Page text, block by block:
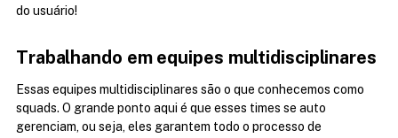
do usuário!
Trabalhando em equipes multidisciplinares
Essas equipes multidisciplinares são o que conhecemos como
squads. O grande ponto aqui é que esses times se auto
gerenciam, ou seja, eles garantem todo o processo de